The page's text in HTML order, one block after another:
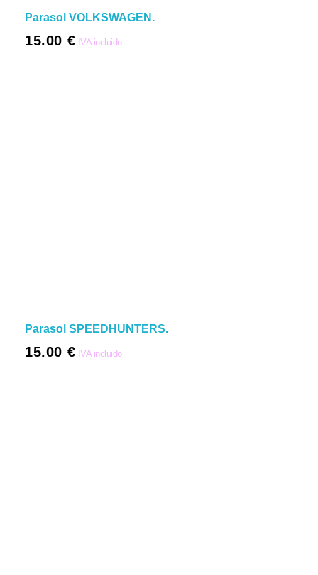
Parasol VOLKSWAGEN.
15.00 € IVA incluido
Parasol SPEEDHUNTERS.
15.00 € IVA incluido